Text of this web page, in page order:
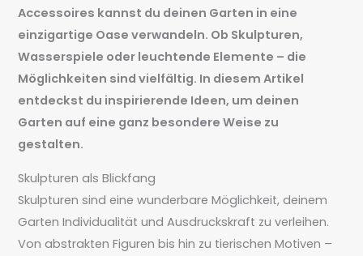
Accessoires kannst du deinen Garten in eine
einzigartige Oase verwandeln. Ob Skulpturen,
Wasserspiele oder leuchtende Elemente – die
Möglichkeiten sind vielfältig. In diesem Artikel
entdeckst du inspirierende Ideen, um deinen
Garten auf eine ganz besondere Weise zu
gestalten.
Skulpturen als Blickfang
Skulpturen sind eine wunderbare Möglichkeit, deinem
Garten Individualität und Ausdruckskraft zu verleihen.
Von abstrakten Figuren bis hin zu tierischen Motiven –